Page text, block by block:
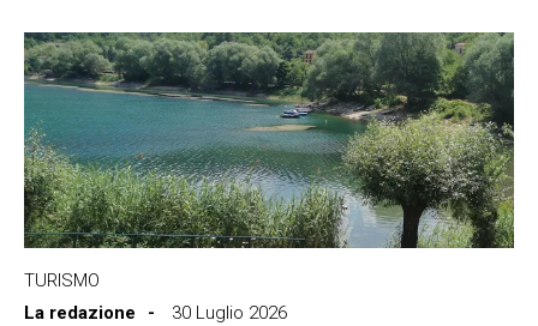
TURISMO
La redazione
30 Luglio 2026